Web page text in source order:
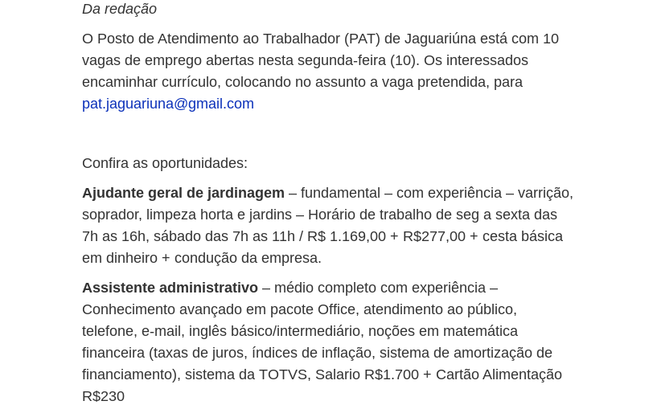
Da redação
O Posto de Atendimento ao Trabalhador (PAT) de Jaguariúna está com 10
vagas de emprego abertas nesta segunda-feira (10). Os interessados
encaminhar currículo, colocando no assunto a vaga pretendida, para
pat.jaguariuna@gmail.com
Confira as oportunidades:
Ajudante geral de jardinagem – fundamental – com experiência – varrição,
soprador, limpeza horta e jardins – Horário de trabalho de seg a sexta das
7h as 16h, sábado das 7h as 11h / R$ 1.169,00 + R$277,00 + cesta básica
em dinheiro + condução da empresa.
Assistente administrativo – médio completo com experiência –
Conhecimento avançado em pacote Office, atendimento ao público,
telefone, e-mail, inglês básico/intermediário, noções em matemática
financeira (taxas de juros, índices de inflação, sistema de amortização de
financiamento), sistema da TOTVS, Salario R$1.700 + Cartão Alimentação
R$230